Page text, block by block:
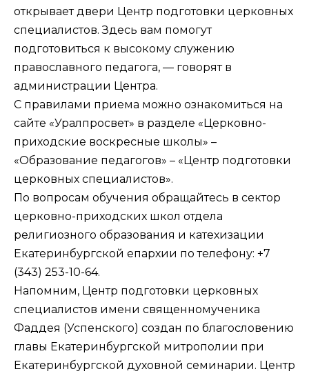
открывает двери Центр подготовки церковных
специалистов. Здесь вам помогут
подготовиться к высокому служению
православного педагога, — говорят в
администрации Центра.
С правилами приема можно ознакомиться на
сайте «Уралпросвет» в разделе «Церковно-
приходские воскресные школы» –
«Образование педагогов» – «Центр подготовки
церковных специалистов».
По вопросам обучения обращайтесь в сектор
церковно-приходских школ отдела
религиозного образования и катехизации
Екатеринбургской епархии по телефону: +7
(343) 253-10-64.
Напомним, Центр подготовки церковных
специалистов имени священномученика
Фаддея (Успенского) создан по благословению
главы Екатеринбургской митрополии при
Екатеринбургской духовной семинарии. Центр